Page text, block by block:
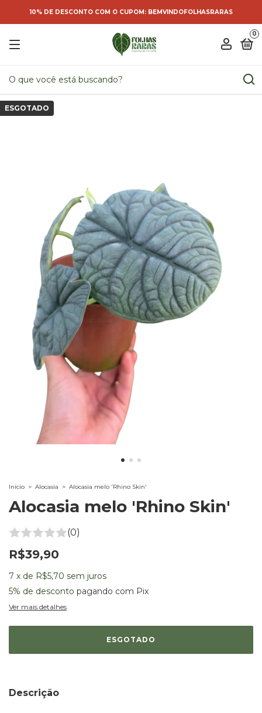
10% DE DESCONTO COM O CUPOM: BEMVINDOFOLHASRARAS
0
ESGOTADO
Início > Alocasia > Alocasia melo 'Rhino Skin'
Alocasia melo 'Rhino Skin'
(0)
R$39,90
7 x de R$5,70 sem juros
5% de desconto pagando com Pix
Ver mais detalhes
Descrição